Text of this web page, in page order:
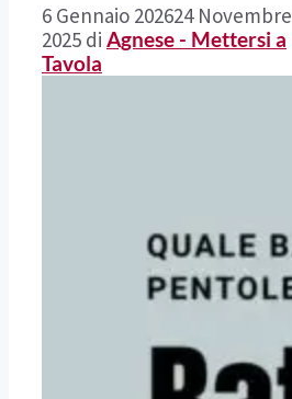
6 Gennaio 202624 Novembre
2025 di Agnese - Mettersi a
Tavola